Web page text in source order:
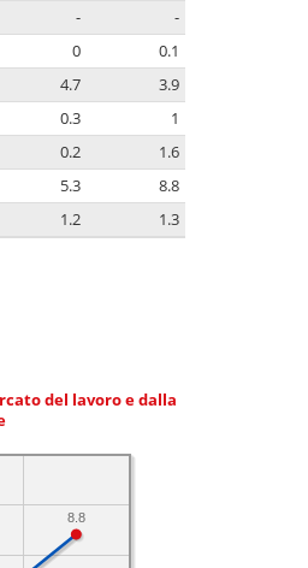
-
-
0
0.1
4.7
3.9
0.3
1
0.2
1.6
5.3
8.8
1.2 1.3
del lavoro e dalla
8.8